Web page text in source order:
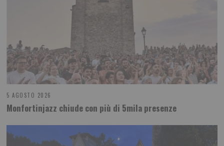
5 AGOSTO 2026
Monfortinjazz chiude con più di 5mila presenze